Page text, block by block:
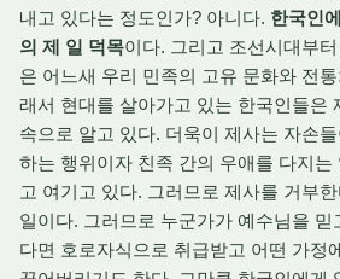
내고 있다는 정도인가? 아니다. 한국인
의 제 일 덕목이다. 그리고 조선시대부
은 어느새 우리 민족의 고유 문화와 전
래서 현대를 살아가고 있는 한국인들은
속으로 알고 있다. 더욱이 제사는 자손
하는 행위이자 친족 간의 우애를 다지
고 여기고 있다. 그러므로 제사를 거부
일이다. 그러므로 누군가가 예수님을 믿
다면 호로자식으로 취급받고 어떤 가정